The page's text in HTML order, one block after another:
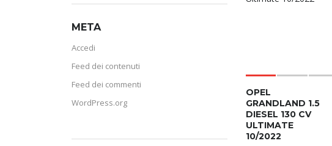
META
Accedi
Feed dei contenuti
Feed dei commenti
WordPress.org
OPEL
GRANDLAND 1.5
DIESEL 130 CV
ULTIMATE
10/2022